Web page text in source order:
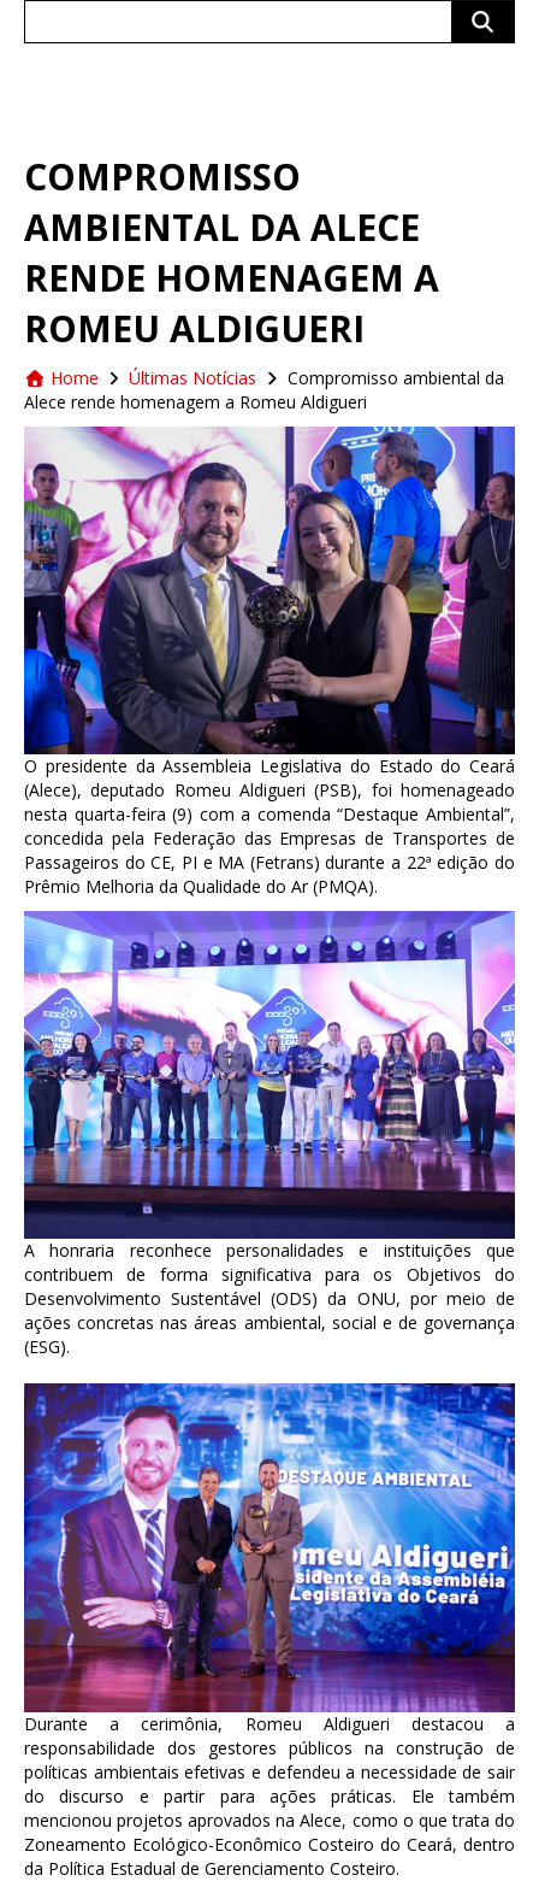
COMPROMISSO
AMBIENTAL DA ALECE
RENDE HOMENAGEM A
ROMEU ALDIGUERI
Home Últimas Notícias
Compromisso ambiental da
Alece rende homenagem a Romeu Aldigueri
O presidente da Assembleia Legislativa do Estado do Ceará
(Alece), deputado Romeu Aldigueri (PSB), foi homenageado
nesta quarta-feira (9) com a comenda “Destaque Ambiental”,
concedida pela Federação das Empresas de Transportes de
Passageiros do CE, PI e MA (Fetrans) durante a 22ª edição do
Prêmio Melhoria da Qualidade do Ar (PMQA).
A honraria reconhece personalidades e instituições que
contribuem de forma significativa para os Objetivos do
Desenvolvimento Sustentável (ODS) da ONU, por meio de
ações concretas nas áreas ambiental, social e de governança
(ESG).
Durante a cerimônia, Romeu Aldigueri destacou a
responsabilidade dos gestores públicos na construção de
políticas ambientais efetivas e defendeu a necessidade de sair
do discurso e partir para ações práticas. Ele também
mencionou projetos aprovados na Alece, como o que trata do
Zoneamento Ecológico-Econômico Costeiro do Ceará, dentro
da Política Estadual de Gerenciamento Costeiro.